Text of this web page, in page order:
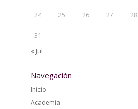
24 25 26 27 28
31
« Jul
Navegación
Inicio
Academia